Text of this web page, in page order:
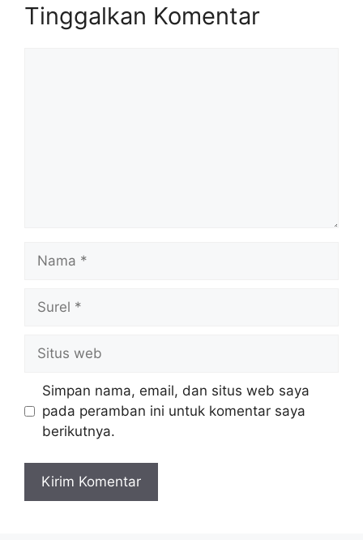
Tinggalkan Komentar
Nama
Surel
Situs
web
Simpan nama, email, dan situs web saya
pada peramban ini untuk komentar saya
berikutnya.